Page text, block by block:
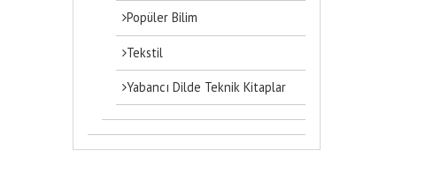
Popüler Bilim
Tekstil
Yabancı Dilde Teknik Kitaplar